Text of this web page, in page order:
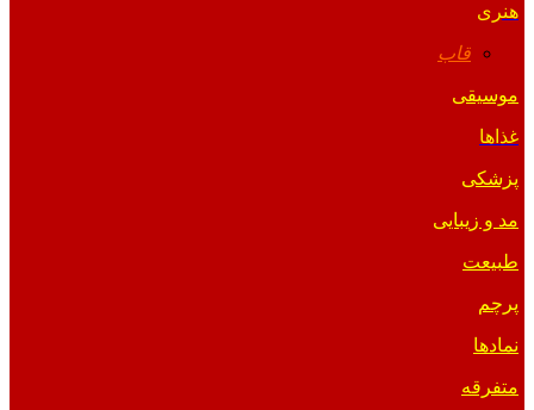
هنری
قاب
موسیقی
غذاها
پزشکی
مد و زیبایی
طبیعت
پرچم
نمادها
متفرقه